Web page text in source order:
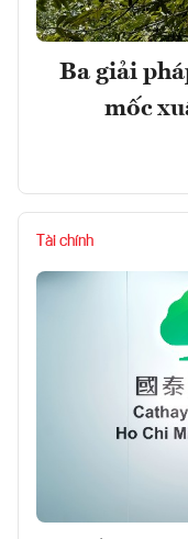
Ba giải
mốc
Tài chính